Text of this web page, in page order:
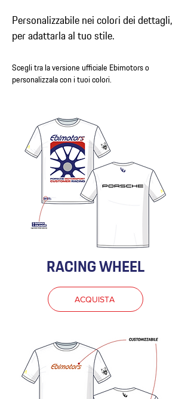
Personalizzabile nei colori dei dettagli,
per adattarla al tuo stile.
Scegli tra la versione ufficiale Ebimotors o
personalizzala con i tuoi colori.
RACING WHEEL
ACQUISTA